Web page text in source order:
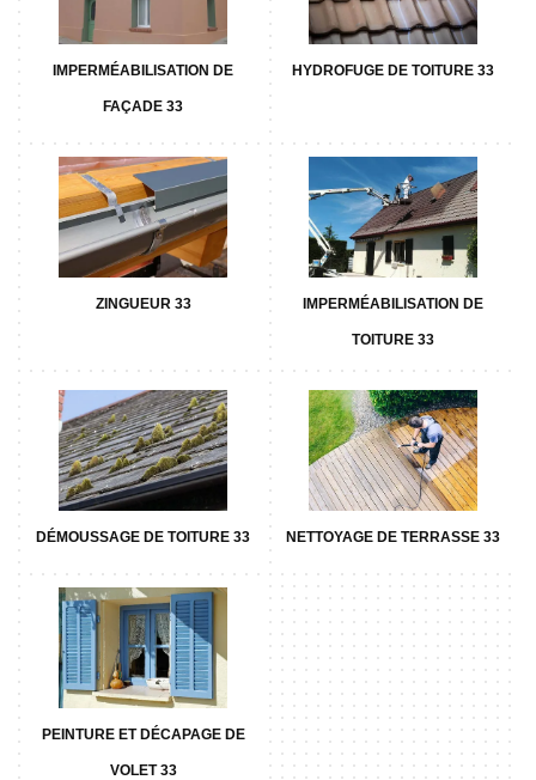
IMPERMÉABILISATION DE
FAÇADE 33
HYDROFUGE DE TOITURE 33
ZINGUEUR 33 IMPERMÉABILISATION DE
TOITURE 33
DÉMOUSSAGE DE TOITURE 33 NETTOYAGE DE TERRASSE 33
PEINTURE ET DÉCAPAGE DE
VOLET 33